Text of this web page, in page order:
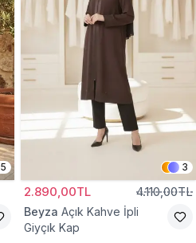
5 3
2.890,00TL 4.110,00TL
Beyza Açık Kahve İpli
Giyçık Kap